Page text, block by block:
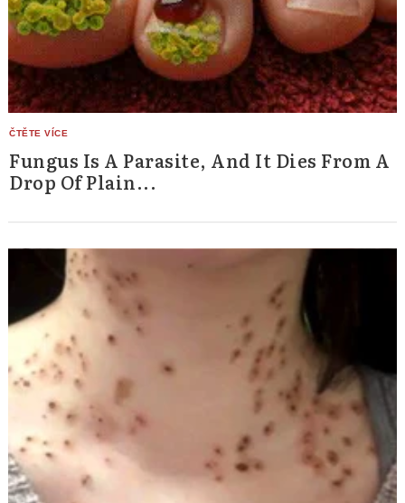
Fungus Is A Parasite, And It Dies From A
Drop Of Plain...
Search
for: